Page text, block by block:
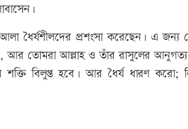
ধৈর্যশীলদের প্রশংসা করেছেন। এ জন্য
আর তোমরা আল্লাহ ও তাঁর রাসুলের
বিলুপ্ত হবে। আর ধৈর্য ধারণ করো;